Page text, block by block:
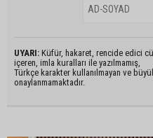
UYARI: Küfür, hakaret, rencide edici
içeren, imla kuralları ile yazılmamış,
Türkçe karakter kullanılmayan ve
onaylanmamaktadır.